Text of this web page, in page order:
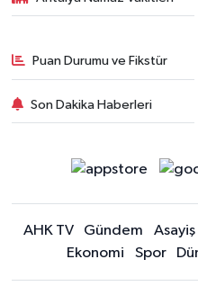
Puan Durumu ve Fikstür
Son Dakika Haberleri
AHK TV Gündem Asayiş
Ekonomi
Spor